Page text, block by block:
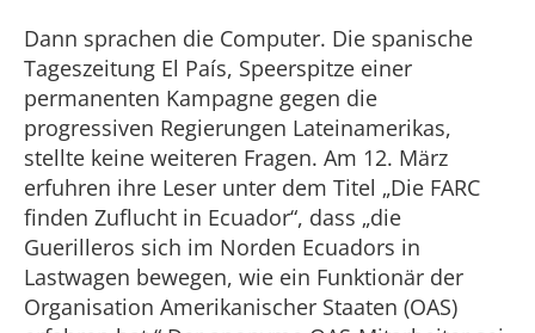
Dann sprachen die Computer. Die spanische
Tageszeitung El País, Speerspitze einer
permanenten Kampagne gegen die
progressiven Regierungen Lateinamerikas,
stellte keine weiteren Fragen. Am 12. März
erfuhren ihre Leser unter dem Titel „Die FARC
finden Zuflucht in Ecuador“, dass „die
Guerilleros sich im Norden Ecuadors in
Lastwagen bewegen, wie ein Funktionär der
Organisation Amerikanischer Staaten (OAS)